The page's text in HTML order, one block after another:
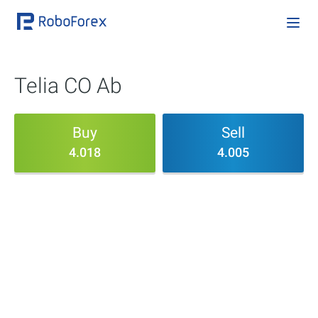
Telia CO Ab
Buy
4.018
Sell
4.005